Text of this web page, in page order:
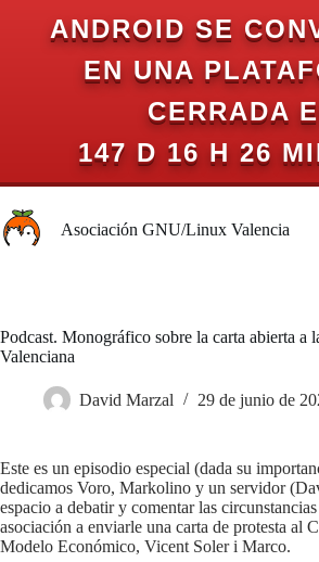
ANDROID SE
EN UNA
CERRADA
147 D 16 H 26
al
contenidoAsociación GNU/Linux Valencia
Podcast. Monográfico sobre la carta abierta a
Valenciana
David Marzal 29 de junio de
Este es un episodio especial (dada su
dedicamos Voro, Markolino y un servidor
espacio a debatir y comentar las
asociación a enviarle una carta de protesta al
Modelo Económico, Vicent Soler i Marco.